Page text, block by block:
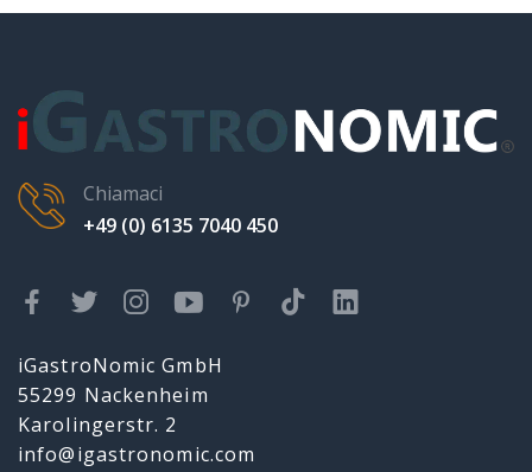
Chiamaci
+49 (0) 6135 7040 450
iGastroNomic GmbH
55299 Nackenheim
Karolingerstr. 2
info@igastronomic.com